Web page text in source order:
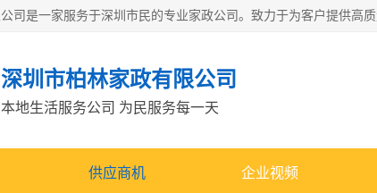
深圳市柏林家政有限公司
本地生活服务公司 为民服务每一天
供应商机 企业视频